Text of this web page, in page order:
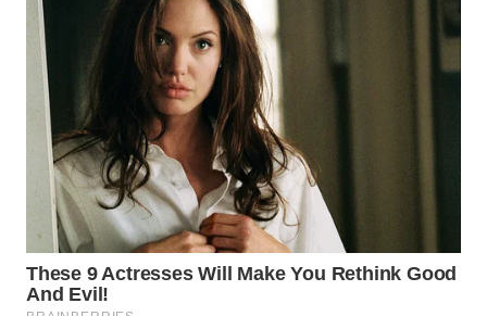
KARO
WN
SIMALUNGUN
WN
LABUHANBATU
WN
TAPANULI